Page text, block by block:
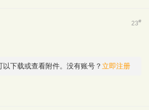
23#
以下载或查看附件。没有账号？ 立即注册